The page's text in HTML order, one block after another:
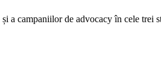
a campaniilor de advocacy în cele trei